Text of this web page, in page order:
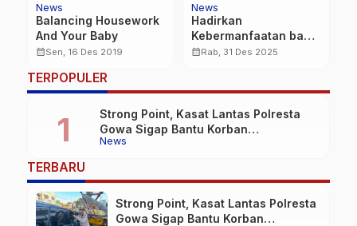
News
Balancing Housework
And Your Baby
calendar_monthSen, 16 Des 2019
News
Hadirkan
Kebermanfaatan bagi
Rakyat, PLN Gelar
calendar_monthRab, 31 Des 2025
TERPOPULER
News
Strong Point, Kasat Lantas Polresta
Gowa Sigap Bantu Korban
Kecelakaan
TERBARU
Strong Point, Kasat Lantas Polresta
Gowa Sigap Bantu Korban